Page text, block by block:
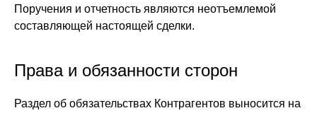
Поручения и отчетность являются неотъемлемой
составляющей настоящей сделки.
Права и обязанности сторон
Раздел об обязательствах Контрагентов выносится на